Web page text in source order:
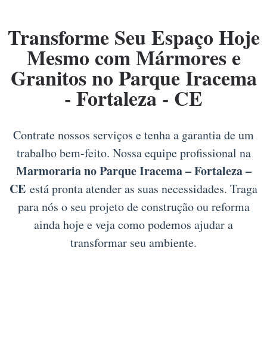
Transforme Seu Espaço Hoje
Mesmo com Mármores e
Granitos no Parque Iracema
- Fortaleza - CE
Contrate nossos serviços e tenha a garantia de um
trabalho bem-feito. Nossa equipe profissional na
Marmoraria no Parque Iracema – Fortaleza –
CE está pronta atender as suas necessidades. Traga
para nós o seu projeto de construção ou reforma
ainda hoje e veja como podemos ajudar a
transformar seu ambiente.